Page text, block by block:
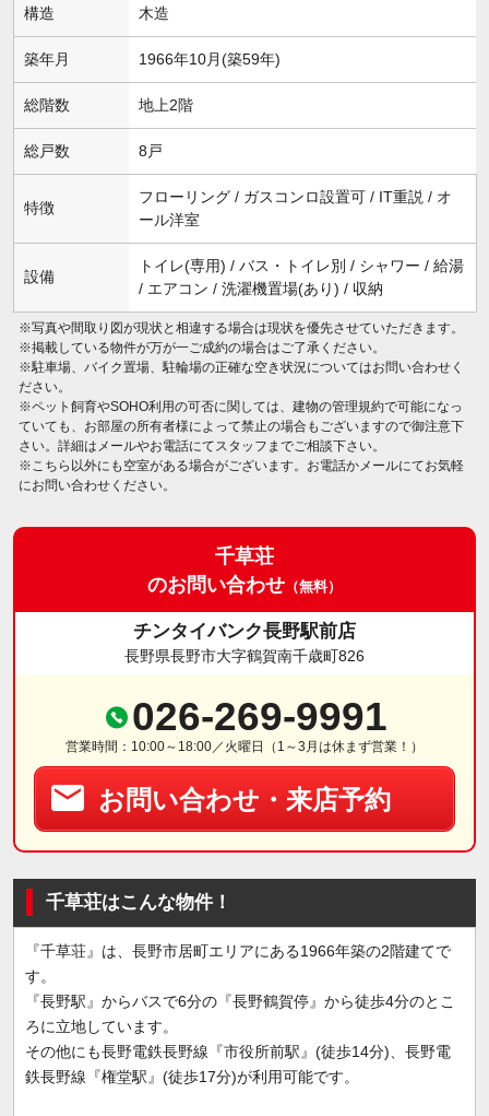
構造 木造
築年月 1966年10月(築59年)
総階数 地上2階
総戸数 8戸
特徴
フローリング / ガスコンロ設置可 / IT重説 / オ
ール洋室
設備
トイレ(専用) / バス・トイレ別 / シャワー / 給湯
/ エアコン / 洗濯機置場(あり) / 収納
※写真や間取り図が現状と相違する場合は現状を優先させていただきます。
※掲載している物件が万が一ご成約の場合はご了承ください。
※駐車場、バイク置場、駐輪場の正確な空き状況についてはお問い合わせく
ださい。
※ペット飼育やSOHO利用の可否に関しては、建物の管理規約で可能になっ
ていても、お部屋の所有者様によって禁止の場合もございますので御注意下
さい。詳細はメールやお電話にてスタッフまでご相談下さい。
※こちら以外にも空室がある場合がございます。お電話かメールにてお気軽
にお問い合わせください。
千草荘
のお問い合わせ （無料）
チンタイバンク長野駅前店
長野県長野市大字鶴賀南千歳町826
026-269-9991
営業時間：10:00～18:00／火曜日（1～3月は休まず営業！）
お問い合わせ・来店予約
千草荘はこんな物件！
『千草荘』は、長野市居町エリアにある1966年築の2階建てで
す。
『長野駅』からバスで6分の『長野鶴賀停』から徒歩4分のとこ
ろに立地しています。
その他にも長野電鉄長野線『市役所前駅』(徒歩14分)、長野電
鉄長野線『権堂駅』(徒歩17分)が利用可能です。